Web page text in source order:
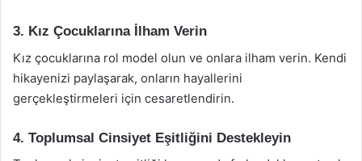
3. Kız Çocuklarına İlham Verin
Kız çocuklarına rol model olun ve onlara ilham verin. Kendi
hikayenizi paylaşarak, onların hayallerini
gerçekleştirmeleri için cesaretlendirin.
4. Toplumsal Cinsiyet Eşitliğini Destekleyin